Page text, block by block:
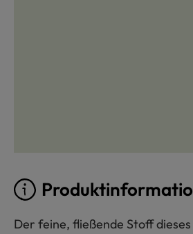
Der feine, fließende Stoff dieses